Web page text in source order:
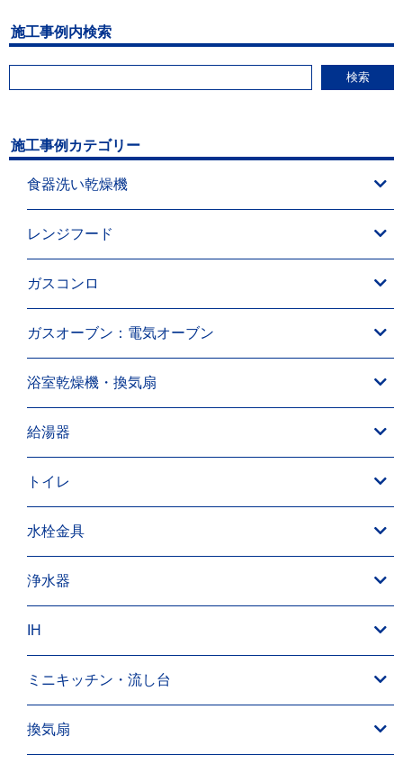
施工事例内検索
検索
施工事例カテゴリー
食器洗い乾燥機
レンジフード
ガスコンロ
ガスオーブン：電気オーブン
浴室乾燥機・換気扇
給湯器
トイレ
水栓金具
浄水器
IH
ミニキッチン・流し台
換気扇